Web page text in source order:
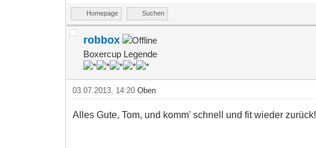
Homepage Suchen
robbox
Boxercup Legende
03.07.2013, 14:20Oben
Alles Gute, Tom, und komm' schnell und fit wieder zurück!